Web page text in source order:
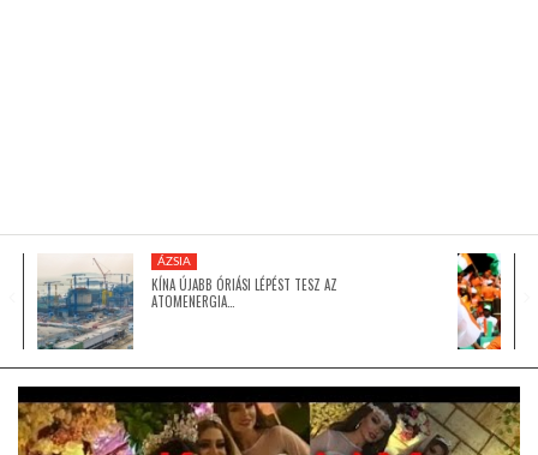
GLOBOTV BP
HÍR3D
ÁZSIA
KÍNA ÚJABB ÓRIÁSI LÉPÉST TESZ AZ
ATOMENERGIA…